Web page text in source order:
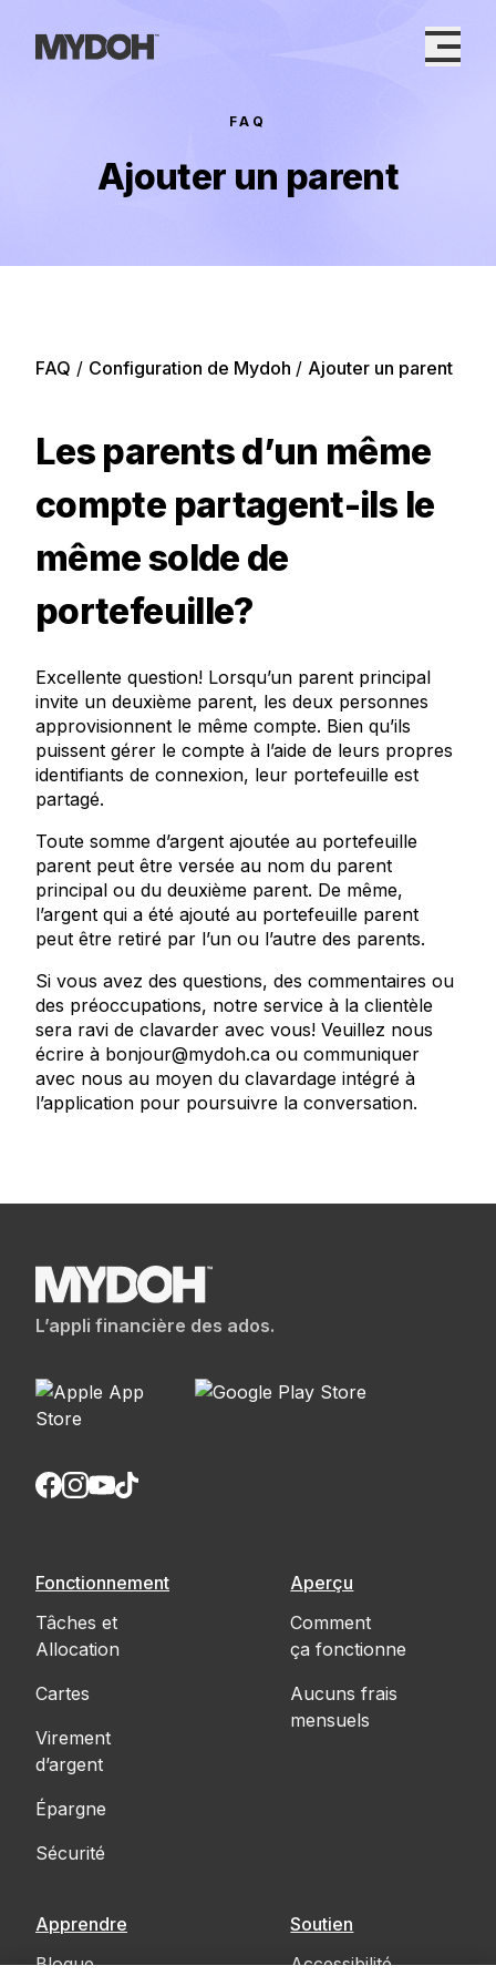
content
FAQ
Ajouter un parent
FAQ / Configuration de Mydoh / Ajouter un parent
Les parents d’un même
compte partagent-ils le
même solde de
portefeuille?
Excellente question! Lorsqu’un parent principal
invite un deuxième parent, les deux personnes
approvisionnent le même compte. Bien qu’ils
puissent gérer le compte à l’aide de leurs propres
identifiants de connexion, leur portefeuille est
partagé.
Toute somme d’argent ajoutée au portefeuille
parent peut être versée au nom du parent
principal ou du deuxième parent. De même,
l’argent qui a été ajouté au portefeuille parent
peut être retiré par l’un ou l’autre des parents.
Si vous avez des questions, des commentaires ou
des préoccupations, notre service à la clientèle
sera ravi de clavarder avec vous! Veuillez nous
écrire à bonjour@mydoh.ca ou communiquer
avec nous au moyen du clavardage intégré à
l’application pour poursuivre la conversation.
L’appli financière des ados.
Fonctionnement
Tâches et
Allocation
Cartes
Virement
d’argent
Épargne
Sécurité
Aperçu
Comment
ça fonctionne
Aucuns frais
mensuels
Apprendre
Blogue
Soutien
Accessibilité